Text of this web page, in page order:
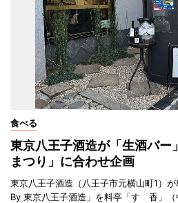
食べる
東京八王子酒造が「生酒バ
まつり」に合わせ企画
東京八王子酒造（八王子市元横山町1）
By 東京八王子酒造」を料亭「すゞ香」